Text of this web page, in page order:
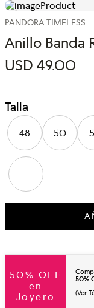
PANDORA TIMELESS
Anillo Banda
USD 49.00
Talla
48 50
50% OFF
en
Joyero
50%
(Ver